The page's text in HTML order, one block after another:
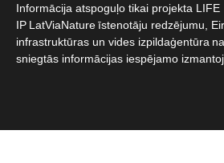
Informācija atspoguļo tikai projekta LIFE
IP LatViaNature īstenotāju redzējumu,
infrastruktūras un vides izpildaģentūra
sniegtās informācijas iespējamo